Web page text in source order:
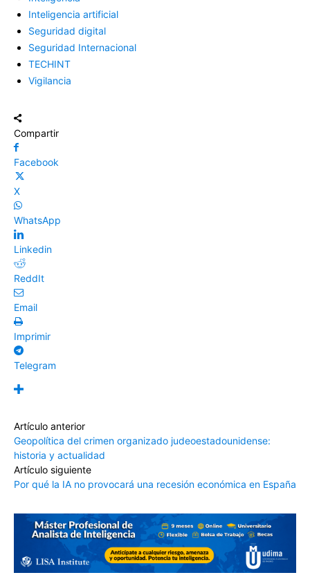
Inteligencia artificial
Seguridad digital
Seguridad Internacional
TECHINT
Vigilancia
Compartir
Facebook
X
WhatsApp
Linkedin
ReddIt
Email
Imprimir
Telegram
Artículo anterior
Geopolítica del crimen organizado judeoestadounidense:
historia y actualidad
Artículo siguiente
Por qué la IA no provocará una recesión económica en España